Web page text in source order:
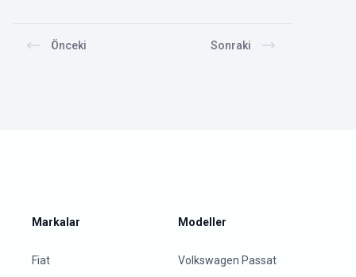
Önceki Sonraki
Markalar
Fiat
Modeller
Volkswagen Passat